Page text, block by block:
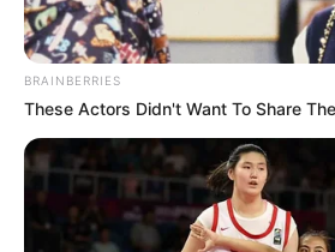
BRAINBERRIES
These Actors Didn't Want To Share